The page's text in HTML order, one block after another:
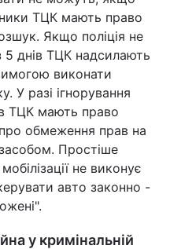
ТЦК мають право
Якщо поліція не
5 днів ТЦК надсилають
виконати
У разі ігнорування
ТЦК мають право
обмеження прав на
Простіше
не виконує
авто законно -
у кримінальній